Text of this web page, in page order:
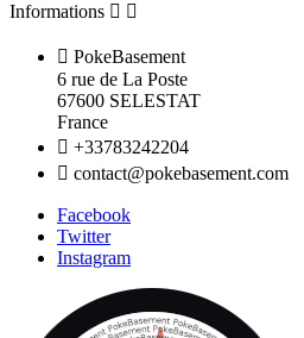
Informations  
 PokeBasement
6 rue de La Poste
67600 SELESTAT
France
 +33783242204
 contact@pokebasement.com
Facebook
Twitter
Instagram